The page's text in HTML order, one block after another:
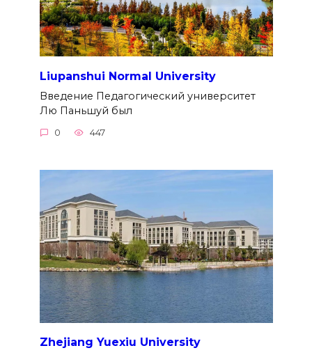
Liupanshui Normal University
Введение Педагогический университет
Лю Паньшуй был
0 447
Zhejiang Yuexiu University